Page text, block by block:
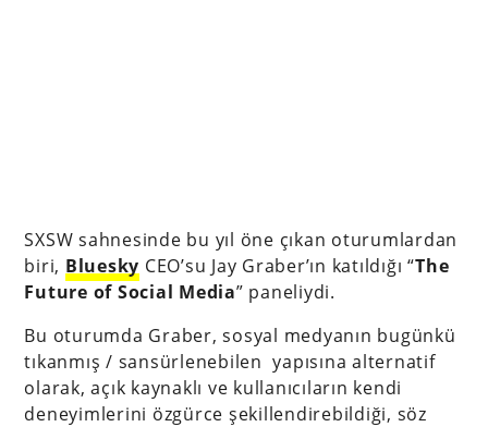
SXSW sahnesinde bu yıl öne çıkan oturumlardan
biri, Bluesky CEO’su Jay Graber’ın katıldığı “The
Future of Social Media” paneliydi.
Bu oturumda Graber, sosyal medyanın bugünkü
tıkanmış / sansürlenebilen yapısına alternatif
olarak, açık kaynaklı ve kullanıcıların kendi
deneyimlerini özgürce şekillendirebildiği, söz